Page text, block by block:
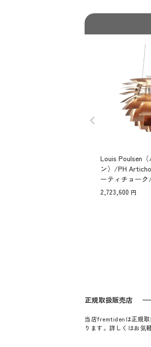
Louis Poulsen
ン）/PH
ーティチョー
2,723,600
正規取扱販売店
当店fremtidenは正規取
ります。詳しくはお気